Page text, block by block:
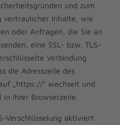
und zum
vertraulicher Inhalte, wie
oder Anfragen, die Sie an
eine SSL- bzw. TLS-
Verbindung
die Adresszeile des
„https://“ wechselt und
in Ihrer Browserzeile.
Verschlüsselung aktiviert